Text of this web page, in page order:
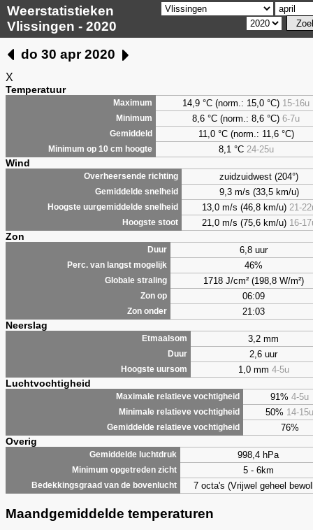
Weerstatistieken
Vlissingen - 2020
do 30 apr 2020
X
Temperatuur
Maximum 14,9 °C (norm.: 15,0 °C) 15-16u
Minimum 8,6 °C (norm.: 8,6 °C) 6-7u
Gemiddeld 11,0 °C (norm.: 11,6 °C)
Minimum op 10 cm hoogte 8,1 °C 24-25u
Wind
Overheersende richting zuidzuidwest (204°)
Gemiddelde snelheid 9,3 m/s (33,5 km/u)
Hoogste uurgemiddelde snelheid 13,0 m/s (46,8 km/u) 21-
Hoogste stoot 21,0 m/s (75,6 km/u) 16-
Zon
Duur 6,8 uur
Perc. van langst mogelijk 46%
Globale straling 1718 J/cm² (198,8 W/m²)
Zon op 06:09
Zon onder 21:03
Neerslag
Etmaalsom 3,2 mm
Duur 2,6 uur
Hoogste uursom 1,0 mm 4-5u
Luchtvochtigheid
Maximale relatieve vochtigheid 91% 4-5u
Minimale relatieve vochtigheid 50% 14-15u
Gemiddelde relatieve vochtigheid 76%
Overig
Gemiddelde luchtdruk 998,4 hPa
Minimum opgetreden zicht 5 - 6km
Bedekkingsgraad van de bovenlucht 7 octa's (Vrijwel geheel
Maandgemiddelde temperaturen